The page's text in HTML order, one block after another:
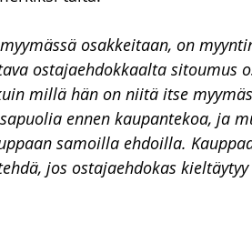
osakkeitaan, on
ostajaehdokkaalta sitoumus
millä hän on niitä itse
ennen kaupantekoa, ja
samoilla ehdoilla.
jos ostajaehdokas